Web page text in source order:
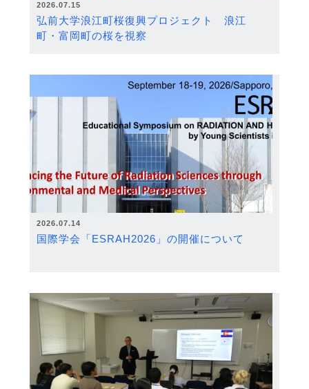
2026.07.15
弘前大学浪江町桜復興プロジェクト 浪江
町・富岡町の桜を視察
2026.07.14
国際学会「ESRAH2026」の開催について